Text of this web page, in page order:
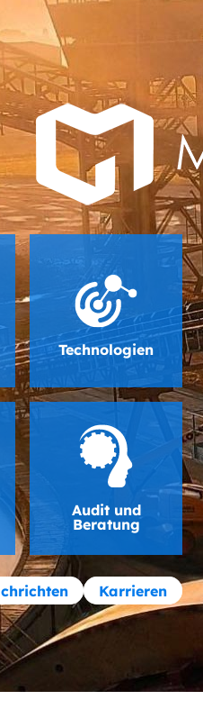
Technologien
Audit und
Beratung
Karrieren